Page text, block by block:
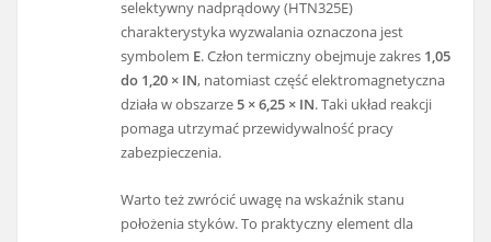
selektywny nadprądowy (HTN325E)
charakterystyka wyzwalania oznaczona jest
symbolem E. Człon termiczny obejmuje zakres 1,05
do 1,20 × IN, natomiast część elektromagnetyczna
działa w obszarze5 × 6,25 × IN. Taki układ reakcji
pomaga utrzymać przewidywalność pracy
zabezpieczenia.
Warto też zwrócić uwagę na wskaźnik stanu
położenia styków. To praktyczny element dla